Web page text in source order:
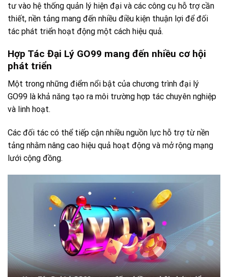
tư vào hệ thống quản lý hiện đại và các công cụ hỗ trợ cần
thiết, nền tảng mang đến nhiều điều kiện thuận lợi để đối
tác phát triển hoạt động một cách hiệu quả.
Hợp Tác Đại Lý GO99 mang đến nhiều cơ hội
phát triển
Một trong những điểm nổi bật của chương trình đại lý
GO99 là khả năng tạo ra môi trường hợp tác chuyên nghiệp
và linh hoạt.
Các đối tác có thể tiếp cận nhiều nguồn lực hỗ trợ từ nền
tảng nhằm nâng cao hiệu quả hoạt động và mở rộng mạng
lưới cộng đồng.